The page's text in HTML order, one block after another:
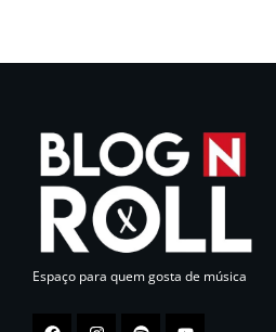
Espaço para quem gosta de música